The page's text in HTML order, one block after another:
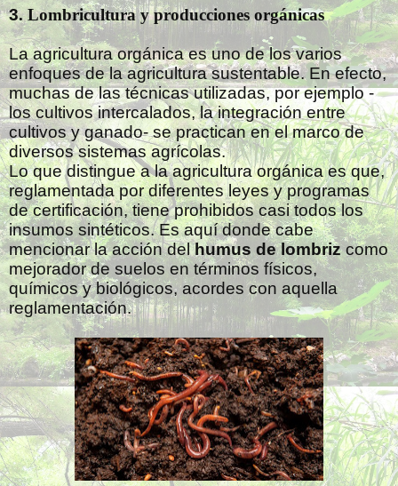
3. Lombricultura y producciones orgánicas
La agricultura orgánica es uno de los varios
enfoques de la agricultura sustentable. En efecto,
muchas de las técnicas utilizadas, por ejemplo -
los cultivos intercalados, la integración entre
cultivos y ganado- se practican en el marco de
diversos sistemas agrícolas.
Lo que distingue a la agricultura orgánica es que,
reglamentada por diferentes leyes y programas
de certificación, tiene prohibidos casi todos los
insumos sintéticos. Es aquí donde cabe
mencionar la acción delhumus de lombrizcomo
mejorador de suelos en términos físicos,
químicos y biológicos, acordes con aquella
reglamentación.